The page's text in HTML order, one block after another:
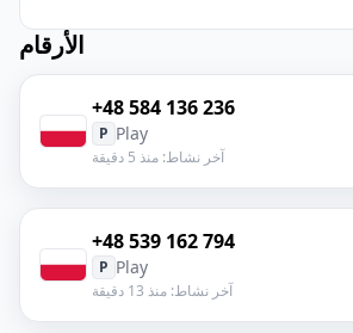
الأرقام
+48 584 136 236
P Play
آخر نشاط: منذ 5 دقيقة
+48 539 162 794
P Play
آخر نشاط: منذ 13 دقيقة